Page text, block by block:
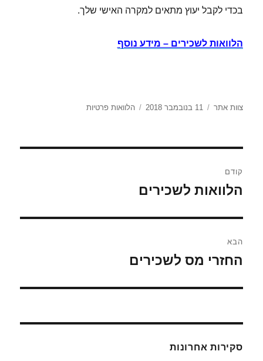
בכדי לקבל יעוץ מתאים למקרה האישי שלך.
הלוואות לשכירים – מידע נוסף
מחבר
צוות אתר
פורסם
11 בנובמבר 2018 קטגוריות
הלוואות פרטיות
קודם
הפוסט
הלוואות לשכירים
הבא
הפוסט
החזרי מס לשכירים
סקירות אחרונות